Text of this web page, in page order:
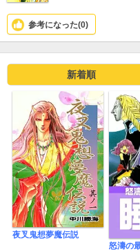
参考になった(0)
新着順
夜叉鬼想夢魔伝説